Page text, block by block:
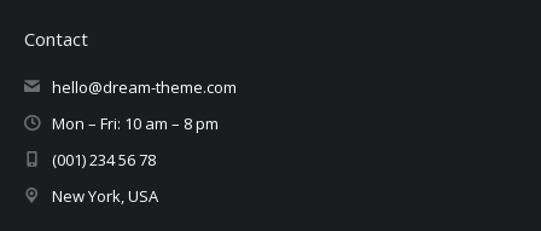
Contact
hello@dream-theme.com
Mon – Fri: 10 am – 8 pm
(001) 234 56 78
New York, USA